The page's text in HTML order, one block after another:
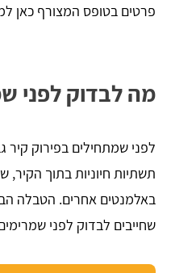
פרטים בטופס המצורף כאן
מה לבדוק לפני
לפני שמתחילים בפירוק קיר
תשתיות חיוניות בתוך
באלמנטים אחרים. הטבלה
שחייבים לבדוק לפני